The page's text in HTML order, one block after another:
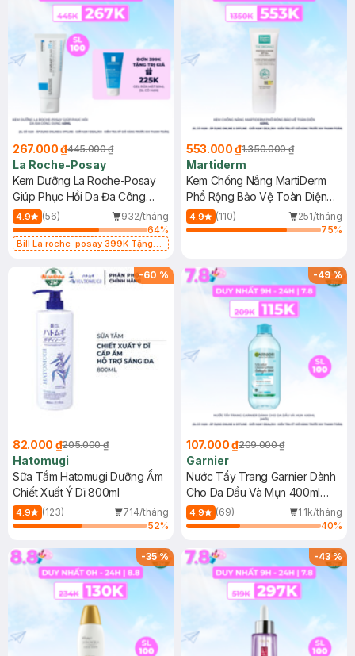
267.000 ₫445.000 ₫
La Roche-Posay
Kem Dưỡng La Roche-Posay
Giúp Phục Hồi Da Đa Công
Dụng 40ml
4.9 (56)
932/tháng
64%
Bill La roche-posay 399K Tặng
(SL có hạn)
553.000 ₫1.350.000 ₫
Martiderm
Kem Chống Nắng MartiDerm
Phổ Rộng Bảo Vệ Toàn Diện
40ml
4.9 (110)
251/tháng
75%
-60 %
82.000 ₫205.000 ₫
Hatomugi
Sữa Tắm Hatomugi Dưỡng Ẩm
Chiết Xuất Ý Dĩ 800ml
4.9 (123)
714/tháng
52%
-49%
107.000 ₫209.000 ₫
Garnier
Nước Tẩy Trang Garnier Dành
Cho Da Dầu Và Mụn 400ml
(Mới)
4.9 (69)
1.1k/tháng
40%
-35% -43%